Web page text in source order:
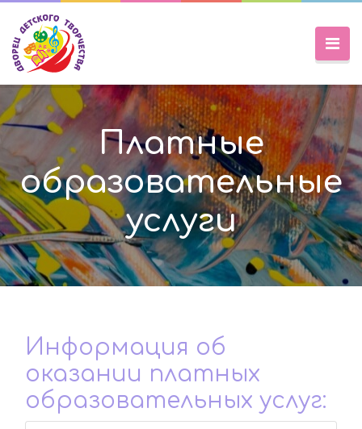
Платные
образовательные
услуги
Информация об
оказании платных
образовательных услуг: